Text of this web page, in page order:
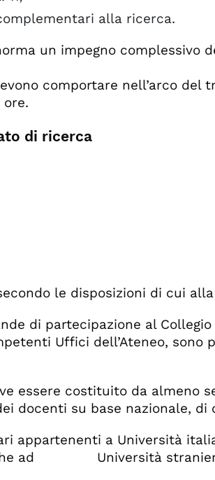
alla ricerca.
un impegno complessivo
comportare nell’arco del
di ricerca
le disposizioni di cui
di partecipazione al
Uffici dell’Ateneo, sono
essere costituito da almeno
docenti su base nazionale, di
appartenenti a Università
ad Università